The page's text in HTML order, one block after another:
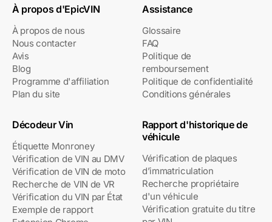
À propos d'EpicVIN
À propos de nous
Nous contacter
Avis
Blog
Programme d'affiliation
Plan du site
Assistance
Glossaire
FAQ
Politique de
remboursement
Politique de confidentialité
Conditions générales
Décodeur Vin
Étiquette Monroney
Vérification de VIN au DMV
Vérification de VIN de moto
Recherche de VIN de VR
Vérification du VIN par État
Exemple de rapport
Rapport d'historique de
véhicule
Vérification de plaques
d’immatriculation
Recherche propriétaire
d'un véhicule
Vérification gratuite du titre